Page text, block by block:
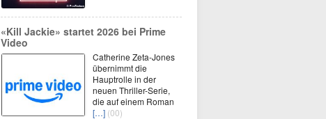
«Kill Jackie» startet 2026 bei Prime
Video
Catherine Zeta-Jones
übernimmt die
Hauptrolle in der
neuen Thriller-Serie,
die auf einem Roman
[…] (00)